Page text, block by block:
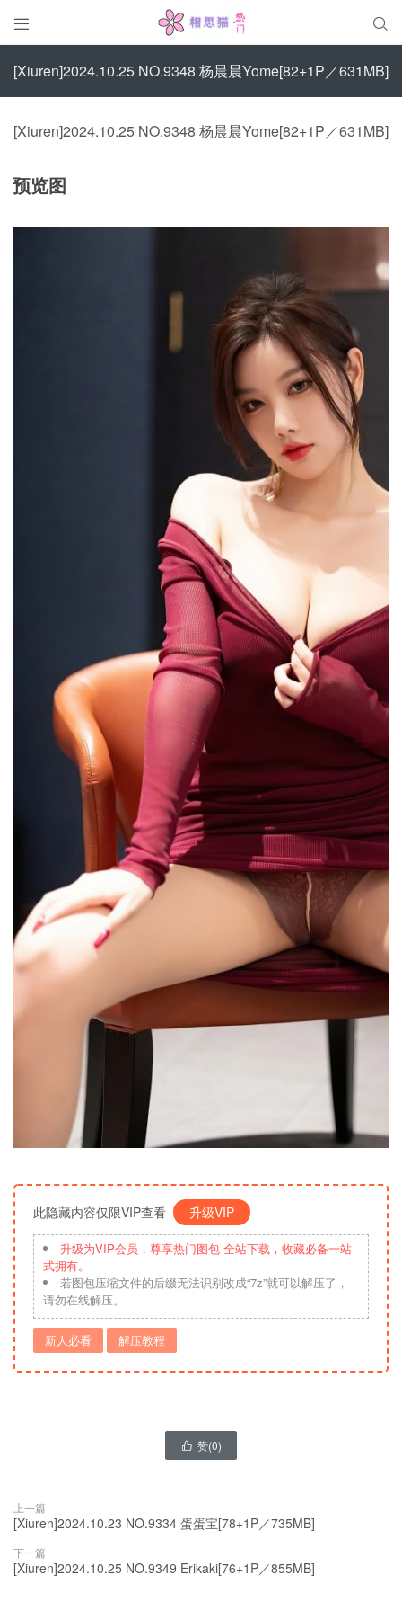
 
[Xiuren]2024.10.25 NO.9348 杨晨晨Yome[82+1P／631MB]
[Xiuren]2024.10.25 NO.9348 杨晨晨Yome[82+1P／631MB]
预览图
此隐藏内容仅限VIP查看 升级VIP
升级为VIP会员，尊享热门图包 全站下载，收藏必备一站
式拥有。
若图包压缩文件的后缀无法识别改成“7z”就可以解压了，
请勿在线解压。
新人必看 解压教程
 赞(0)
上一篇
[Xiuren]2024.10.23 NO.9334 蛋蛋宝[78+1P／735MB]
下一篇
[Xiuren]2024.10.25 NO.9349 Erikaki[76+1P／855MB]